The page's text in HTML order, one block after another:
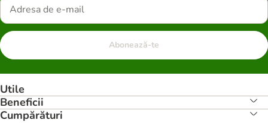
Abonează-te
Utile
Beneficii
Cumpărături